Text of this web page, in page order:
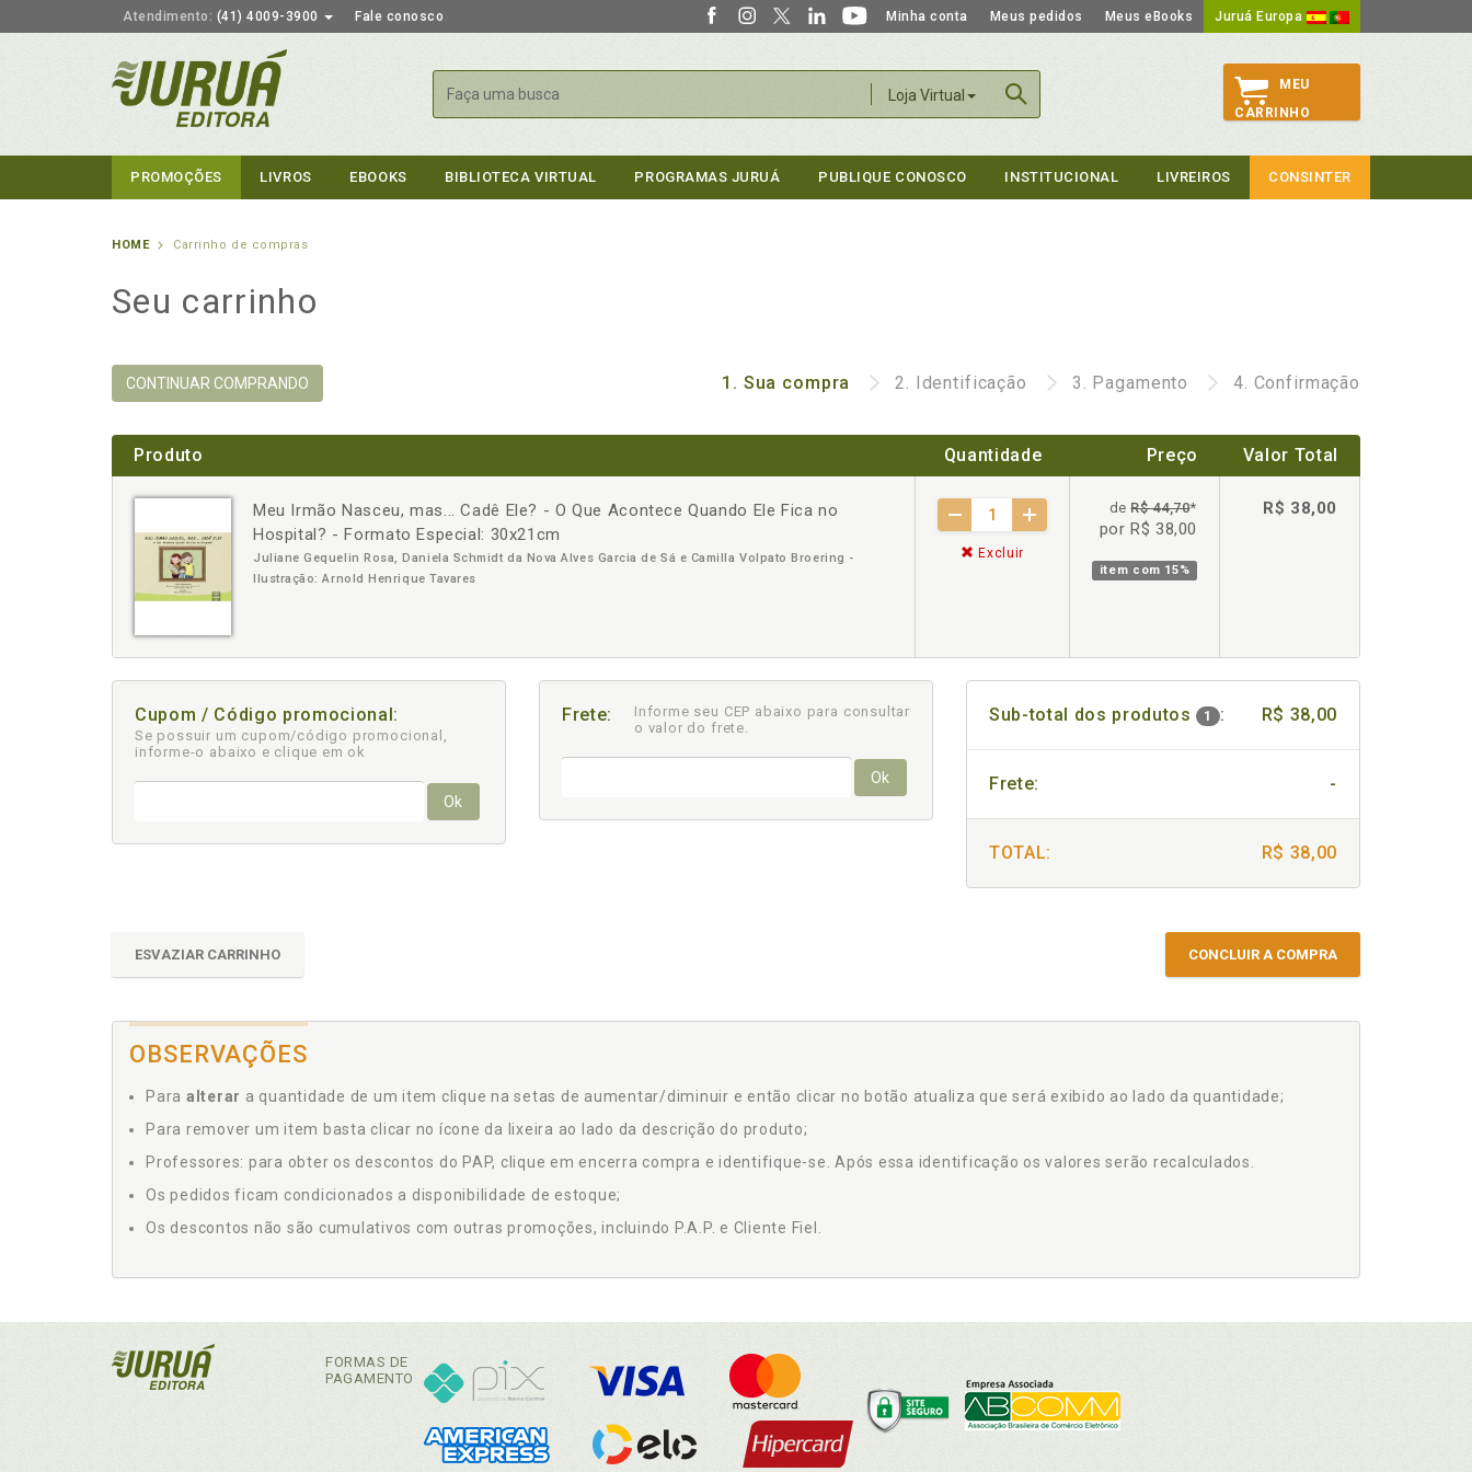
Atendimento: (41) 4009-3900 Fale conosco Minha conta Meus pedidos Meus eBooks Juruá Europa
Loja Virtual
Buscar
MEU
CARRINHO
PROMOÇÕES LIVROS EBOOKS BIBLIOTECA VIRTUAL PROGRAMAS JURUÁ PUBLIQUE CONOSCO INSTITUCIONAL LIVREIROS CONSINTER
HOME Carrinho de compras
Seu carrinho
CONTINUAR COMPRANDO 1. Sua compra 2. Identificação 3. Pagamento 4. Confirmação
Produto Quantidade Preço Valor Total
Meu Irmão Nasceu, mas... Cadê Ele? - O Que Acontece Quando Ele Fica no
Hospital? - Formato Especial: 30x21cm
Juliane Gequelin Rosa, Daniela Schmidt da Nova Alves Garcia de Sá e Camilla Volpato Broering -
Ilustração: Arnold Henrique Tavares
- +
Excluir
deR$ 44,70*
por R$ 38,00
item com 15%
R$ 38,00
Cupom / Código promocional:
Se possuir um cupom/código promocional,
informe-o abaixo e clique em ok
Ok
Frete:
Informe seu CEP abaixo para consultar
o valor do frete.
Ok
Sub-total dos produtos 1 : R$ 38,00
Frete: -
TOTAL: R$ 38,00
ESVAZIAR CARRINHO CONCLUIR A COMPRA
OBSERVAÇÕES
Para alterar a quantidade de um item clique na setas de aumentar/diminuir e então clicar no botão atualiza que será exibido ao lado da quantidade;
Para remover um item basta clicar no ícone da lixeira ao lado da descrição do produto;
Professores: para obter os descontos do PAP, clique em encerra compra e identifique-se. Após essa identificação os valores serão recalculados.
Os pedidos ficam condicionados a disponibilidade de estoque;
Os descontos não são cumulativos com outras promoções, incluindo P.A.P. e Cliente Fiel.
FORMAS DE
PAGAMENTO